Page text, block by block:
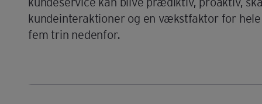
kundeinteraktioner og en vækstfaktor for
fem trin nedenfor.